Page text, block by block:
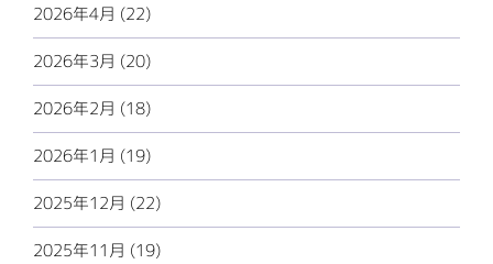
2026年4月 (22)
2026年3月 (20)
2026年2月 (18)
2026年1月 (19)
2025年12月 (22)
2025年11月 (19)